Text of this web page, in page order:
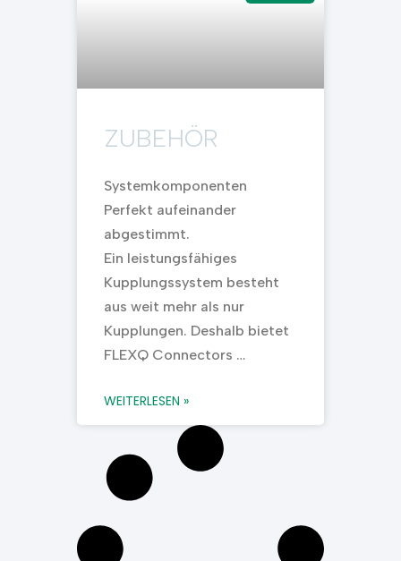
ZUBEHÖR
Systemkomponenten
Perfekt aufeinander
abgestimmt.
Ein leistungsfähiges
Kupplungssystem besteht
aus weit mehr als nur
Kupplungen. Deshalb bietet
FLEXQ Connectors …
WEITERLESEN »